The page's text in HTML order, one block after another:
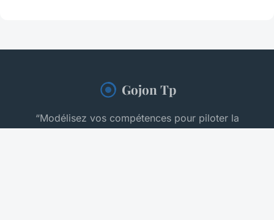
Gojon Tp
“Modélisez vos compétences pour piloter la